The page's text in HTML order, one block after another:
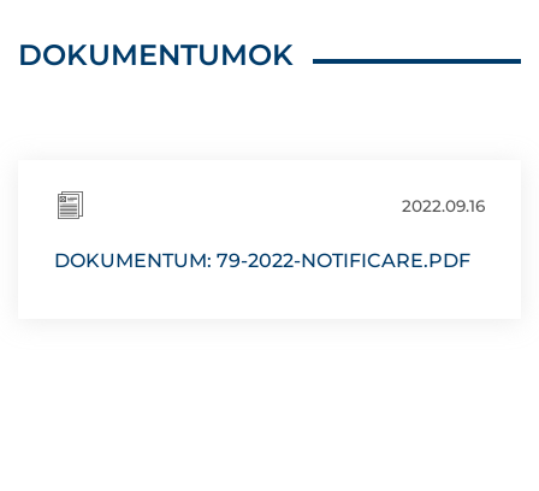
DOKUMENTUMOK
2022.09.16
DOKUMENTUM: 79-2022-NOTIFICARE.PDF